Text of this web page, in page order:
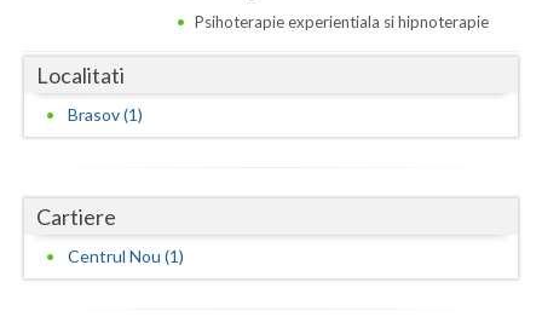
Galati
Giurgiu
Harghita
Hunedoara
Psihoterapie experientiala si hipnoterapie
Localitati
Brasov (1)
Cartiere
Centrul Nou (1)